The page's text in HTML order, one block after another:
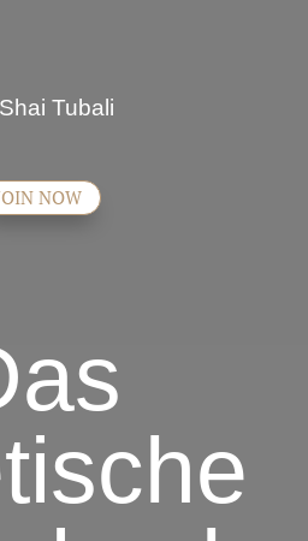
Tubali
NOW